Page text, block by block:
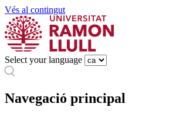
Vés al contingut
Select your language
Navegació principal